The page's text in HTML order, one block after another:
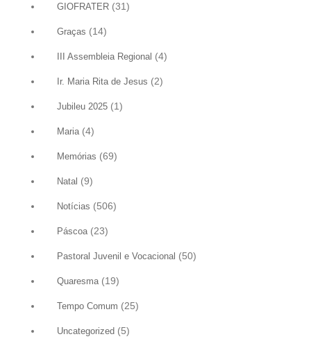
GIOFRATER (31)
Graças (14)
III Assembleia Regional (4)
Ir. Maria Rita de Jesus (2)
Jubileu 2025 (1)
Maria(4)
Memórias (69)
Natal (9)
Notícias (506)
Páscoa(23)
Pastoral Juvenil e Vocacional (50)
Quaresma(19)
Tempo Comum (25)
Uncategorized (5)